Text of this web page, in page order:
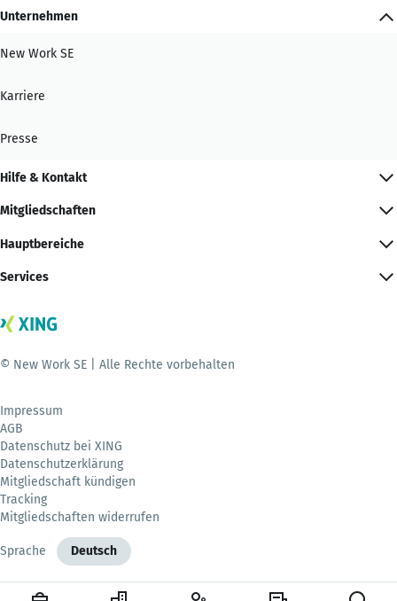
Unternehmen
New Work SE
Karriere
Presse
Hilfe & Kontakt
Mitgliedschaften
Hauptbereiche
Services
© New Work SE | Alle Rechte vorbehalten
Impressum
AGB
Datenschutz bei XING
Datenschutzerklärung
Mitgliedschaft kündigen
Tracking
Mitgliedschaften widerrufen
Sprache Deutsch